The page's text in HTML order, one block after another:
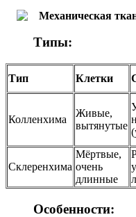
Типы:
Тип Клетки
Колленхима
Живые,
вытянутые
Склеренхима
Мёртвые,
очень
длинные
Особенности: